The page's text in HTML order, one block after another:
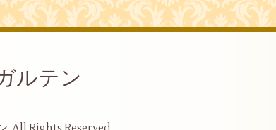
ルテン